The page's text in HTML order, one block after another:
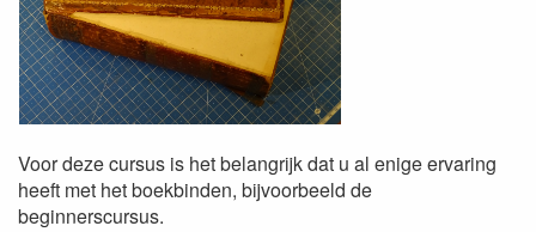
Voor deze cursus is het belangrijk dat u al enige ervaring
heeft met het boekbinden, bijvoorbeeld de
beginnerscursus.